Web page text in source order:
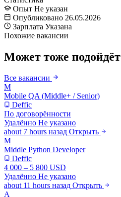
Опыт Не указан
Опубликовано 26.05.2026
Зарплата Указана
Похожие вакансии
Может тоже подойдёт
Все вакансии
M
Mobile QA (Middle+ / Senior)
Deffic
По договорённости
Удалённо Не указано
about 7 hours назад Открыть
M
Middle Python Developer
Deffic
4 000 – 5 800 USD
Удалённо Не указано
about 11 hours назад Открыть
А